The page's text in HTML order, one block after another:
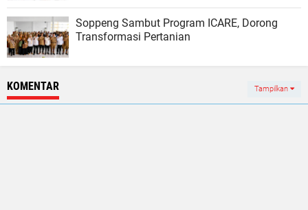
Soppeng Sambut Program ICARE, Dorong
Transformasi Pertanian
KOMENTAR Tampilkan